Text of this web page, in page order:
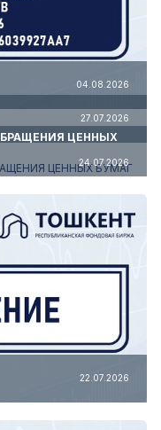
04.08.2026
27.07.2026
ЦЕННЫХ
24.07.2026
22.07.2026